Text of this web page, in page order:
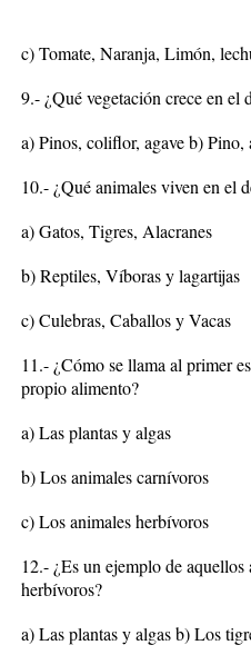
c) Tomate, Naranja, Limón,
9.- ¿Qué vegetación crece en el
a) Pinos, coliflor, agave b) Pino,
10.- ¿Qué animales viven en el
a) Gatos, Tigres, Alacranes
b) Reptiles, Víboras y lagartijas
c) Culebras, Caballos y Vacas
11.- ¿Cómo se llama al primer
propio alimento?
a) Las plantas y algas
b) Los animales carnívoros
c) Los animales herbívoros
12.- ¿Es un ejemplo de
herbívoros?
a) Las plantas y algas b) Los